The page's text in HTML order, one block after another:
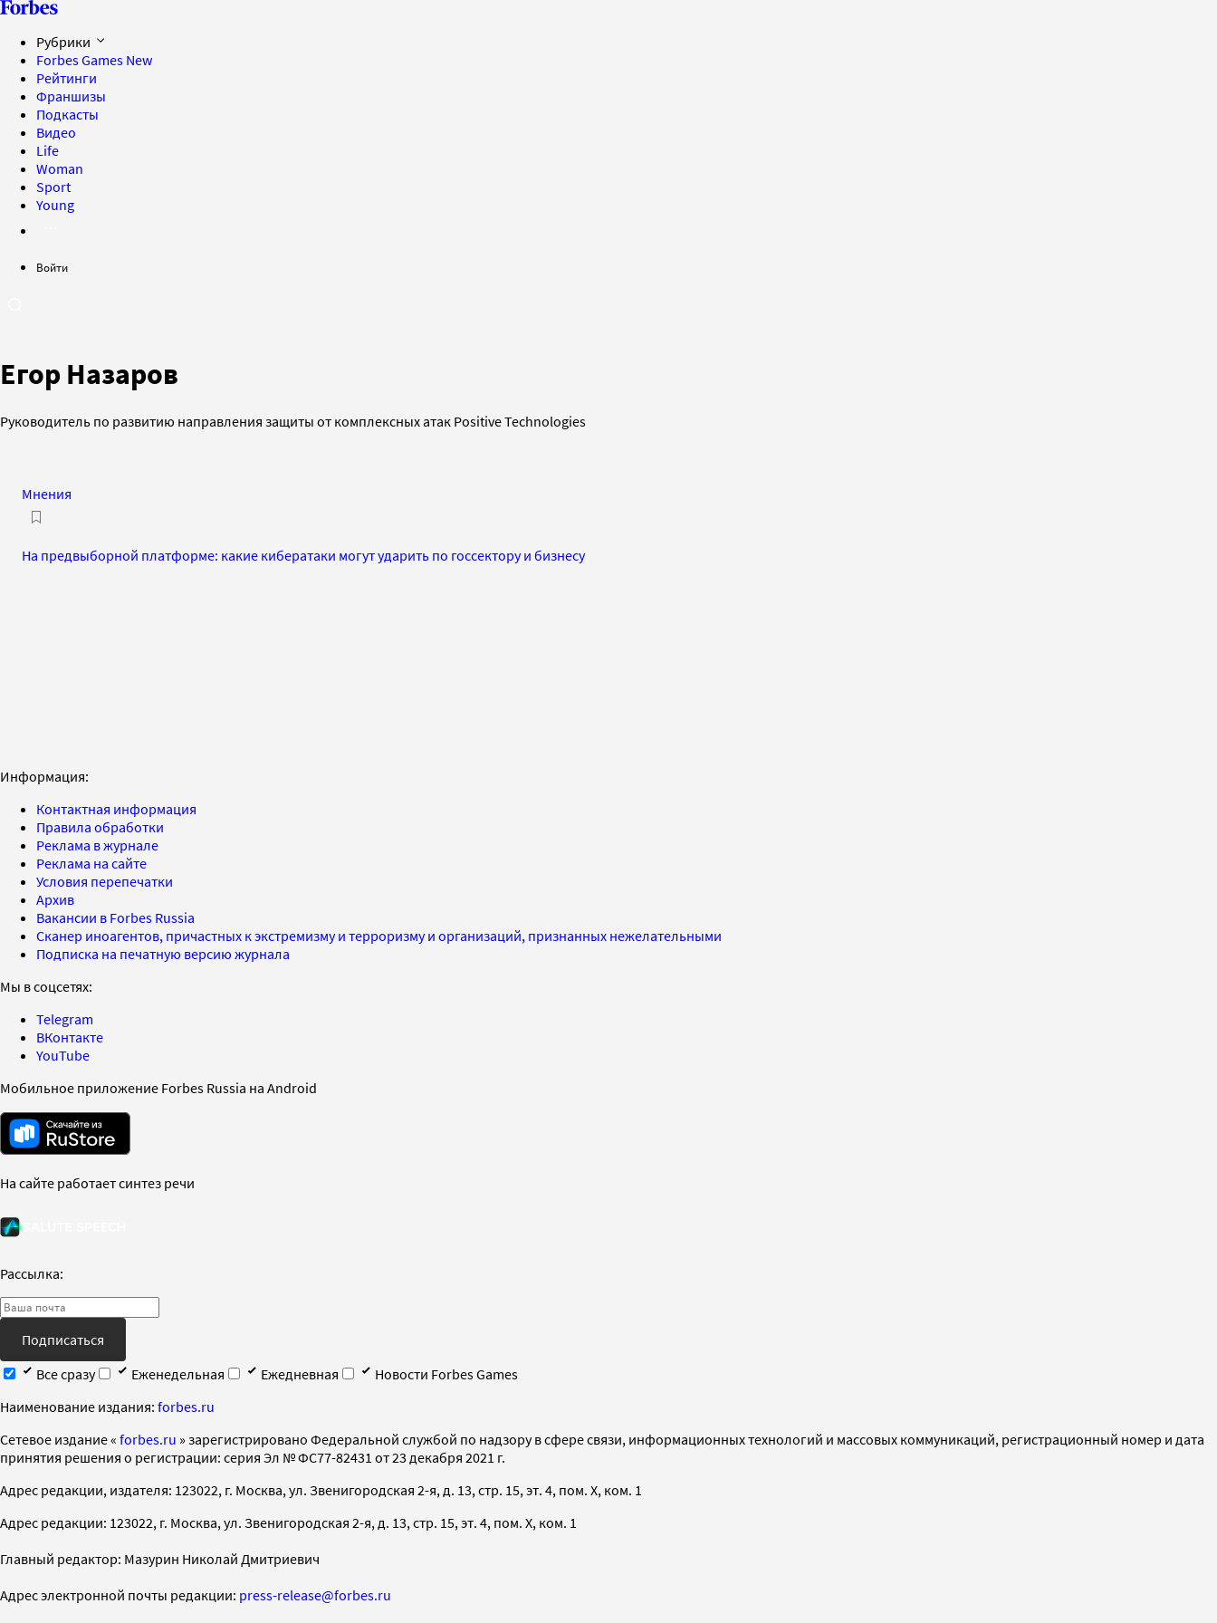
Рубрики
Forbes Games New
Рейтинги
Франшизы
Подкасты
Видео
Life
Woman
Sport
Young
Войти
Егор Назаров
Руководитель по развитию направления защиты от комплексных атак Positive Technologies
Мнения
На предвыборной платформе: какие кибератаки могут ударить по госсектору и бизнесу
Информация:
Контактная информация
Правила обработки
Реклама в журнале
Реклама на сайте
Условия перепечатки
Архив
Вакансии в Forbes Russia
Сканер иноагентов, причастных к экстремизму и терроризму и организаций, признанных нежелательными
Подписка на печатную версию журнала
Мы в соцсетях:
Telegram
ВКонтакте
YouTube
Мобильное приложение Forbes Russia на Android
На сайте работает синтез речи
Рассылка:
Подписаться
Все сразу
Еженедельная Ежедневная
Новости Forbes Games
Наименование издания: forbes.ru
Cетевое издание « forbes.ru » зарегистрировано Федеральной службой по надзору в сфере связи, информационных технологий и массовых коммуникаций, регистрационный номер и дата
принятия решения о регистрации: серия Эл № ФС77-82431 от 23 декабря 2021 г.
Адрес редакции, издателя: 123022, г. Москва, ул. Звенигородская 2-я, д. 13, стр. 15, эт. 4, пом. X, ком. 1
Адрес редакции: 123022, г. Москва, ул. Звенигородская 2-я, д. 13, стр. 15, эт. 4, пом. X, ком. 1
Главный редактор: Мазурин Николай Дмитриевич
Адрес электронной почты редакции: press-release@forbes.ru